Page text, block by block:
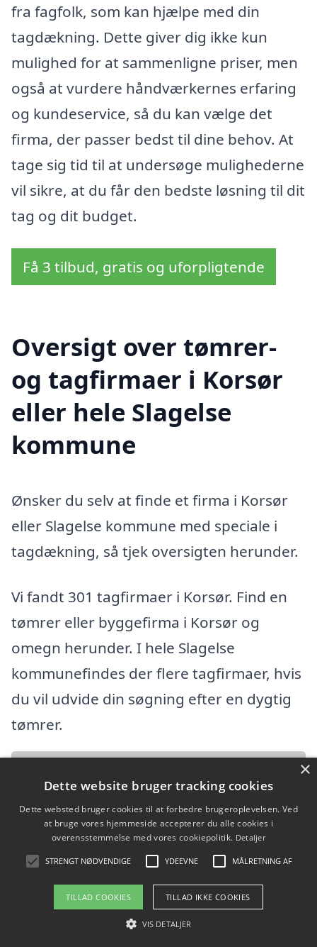
fra fagfolk, som kan hjælpe med din
tagdækning. Dette giver dig ikke kun
mulighed for at sammenligne priser, men
også at vurdere håndværkernes erfaring
og kundeservice, så du kan vælge det
firma, der passer bedst til dine behov. At
tage sig tid til at undersøge mulighederne
vil sikre, at du får den bedste løsning til dit
tag og dit budget.
Få 3 tilbud, gratis og uforpligtende
Oversigt over tømrer-
og tagfirmaer i Korsør
eller hele Slagelse
kommune
Ønsker du selv at finde et firma i Korsør
eller Slagelse kommune med speciale i
tagdækning, så tjek oversigten herunder.
Vi fandt 301 tagfirmaer i Korsør. Find en
tømrer eller byggefirma i Korsør og
omegn herunder. I hele Slagelse
kommunefindes der flere tagfirmaer, hvis
du vil udvide din søgning efter en dygtig
tømrer.
Fladholtevej 8, 4200 Slagelse
Ansatte:
Startdato: 15. juni 2024,
Virksomhedsform: Anpartsselskab
CVR: 44902869
×
Dette website bruger tracking cookies
Dette websted bruger cookies til at forbedre brugeroplevelsen. Ved
at bruge vores hjemmeside accepterer du alle cookies i
overensstemmelse med vores cookiepolitik. Detaljer
STRENGT NØDVENDIGE YDEEVNE MÅLRETNING AF
TILLAD COOKIES TILLAD IKKE COOKIES
VIS DETALJER